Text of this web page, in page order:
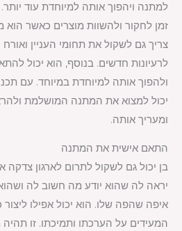
למתנה ויהפוך אותה למיוחדת עוד
זמן לחקור ולהשוות מוצרים כאשר
צריך גם לשקול את תחומי העניין
לרעיונות חדשים. בנוסף, הוא יכול
ולהפוך אותה למיוחדת במיוחד. עם
יכול למצוא את המתנה המושלמת
ומעריך אותה.
התאם אישית את המתנה
בן יכול גם לשקול לתרום לארגון צדקה
יראה לה שהוא יודע מה חשוב לה
איפה שהפה שלו. הוא יכול אפילו
המעידים על הערכתו ותמיכתו. זו